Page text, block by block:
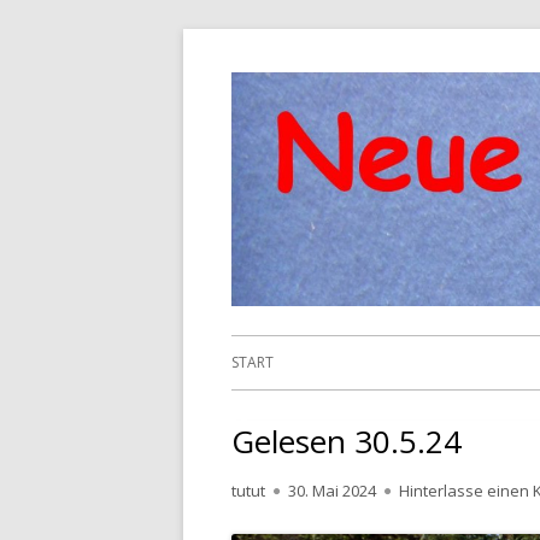
Primäres
START
Gelesen 30.5.24
Autor
tutut
Veröffentlicht
30. Mai 2024 Hinterlasse einen